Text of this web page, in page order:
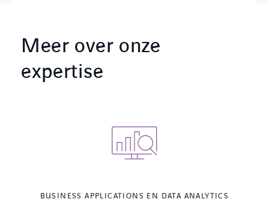
Meer over onze
expertise
BUSINESS APPLICATIONS EN DATA ANALYTICS